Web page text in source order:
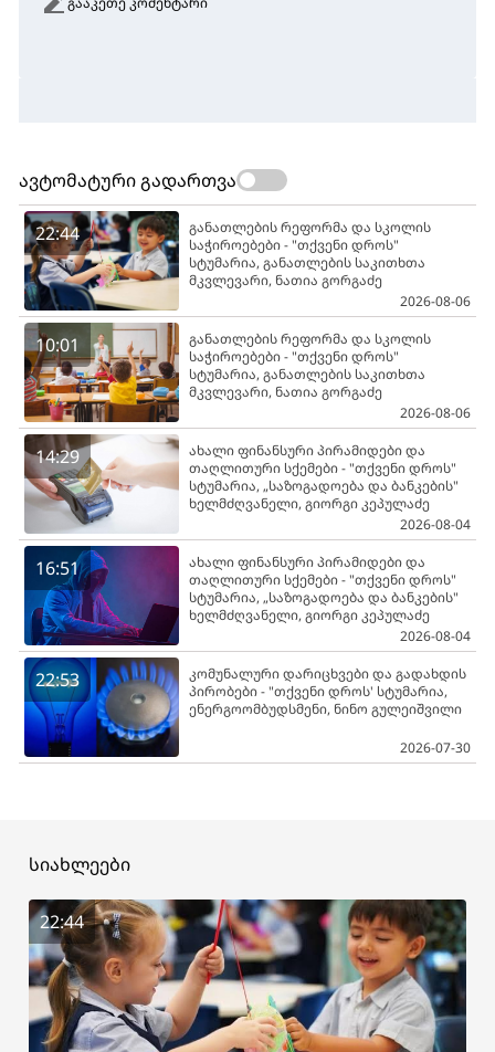
ავტომატური გადართვა
22:44
განათლების რეფორმა და სკოლის
საჭიროებები - "თქვენი დროს"
სტუმარია, განათლების საკითხთა
მკვლევარი, ნათია გორგაძე
2026-08-06
10:01
განათლების რეფორმა და სკოლის
საჭიროებები - "თქვენი დროს"
სტუმარია, განათლების საკითხთა
მკვლევარი, ნათია გორგაძე
2026-08-06
14:29
ახალი ფინანსური პირამიდები და
თაღლითური სქემები - "თქვენი დროს"
სტუმარია, „საზოგადოება და ბანკების"
ხელმძღვანელი, გიორგი კეპულაძე
2026-08-04
16:51
ახალი ფინანსური პირამიდები და
თაღლითური სქემები - "თქვენი დროს"
სტუმარია, „საზოგადოება და ბანკების"
ხელმძღვანელი, გიორგი კეპულაძე
2026-08-04
22:53
კომუნალური დარიცხვები და გადახდის
პირობები - "თქვენი დროს' სტუმარია,
ენერგოომბუდსმენი, ნინო გულეიშვილი
2026-07-30
სიახლეები
22:44